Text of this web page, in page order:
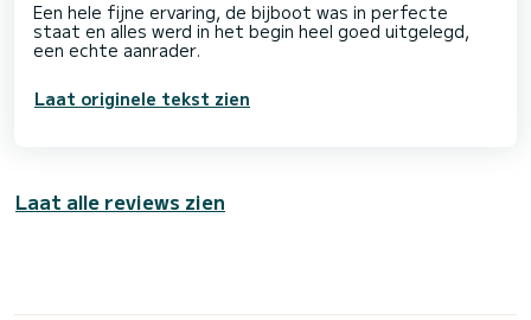
Een hele fijne ervaring, de bijboot was in perfecte
staat en alles werd in het begin heel goed uitgelegd,
Laat originele tekst zien
Laat alle reviews zien